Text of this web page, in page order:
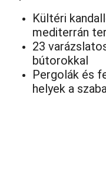
Kültéri
mediterrán
23
bútorokkal
Pergolák és
helyek a